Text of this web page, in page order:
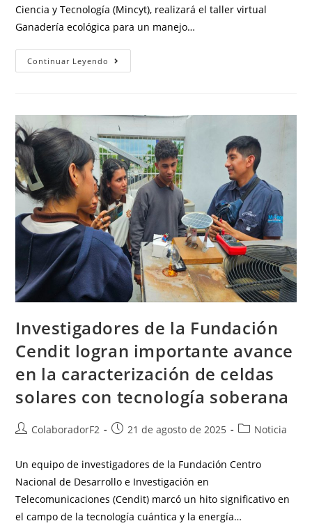
Ciencia y Tecnología (Mincyt), realizará el taller virtual
Ganadería ecológica para un manejo…
Continuar Leyendo
Investigadores de la Fundación
Cendit logran importante avance
en la caracterización de celdas
solares con tecnología soberana
ColaboradorF2 21 de agosto de 2025 Noticia
Un equipo de investigadores de la Fundación Centro
Nacional de Desarrollo e Investigación en
Telecomunicaciones (Cendit) marcó un hito significativo en
el campo de la tecnología cuántica y la energía…